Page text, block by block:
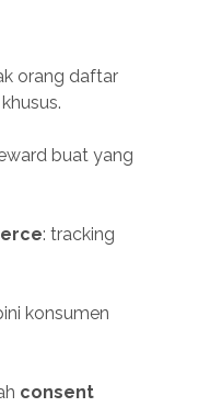
orang daftar
buat yang
: tracking
konsumen
consent